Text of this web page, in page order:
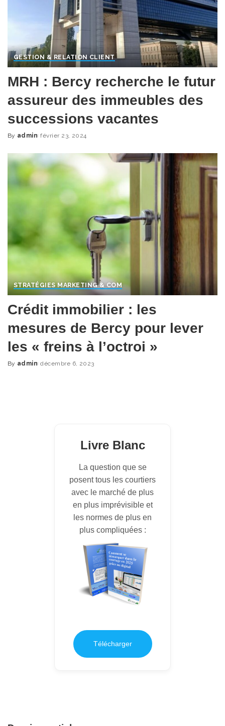
GESTION & RELATION CLIENT
MRH : Bercy recherche le futur
assureur des immeubles des
successions vacantes
Posted
By admin février 23, 2024
STRATÉGIES MARKETING & COM
Crédit immobilier : les
mesures de Bercy pour lever
les « freins à l’octroi »
Posted
By admin décembre 6, 2023
Livre Blanc
La question que se
posent tous les courtiers
avec le marché de plus
en plus imprévisible et
les normes de plus en
plus compliquées :
Télécharger